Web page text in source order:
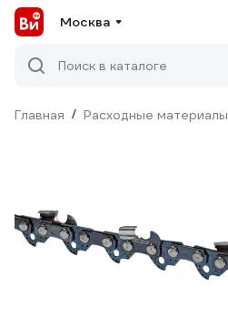
Москва
Поиск в каталоге
Главная / Расходные материалы